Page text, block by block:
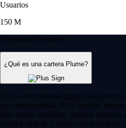
Usuarios
150 M
Preguntas frecuentes
¿Qué es una cartera Plume?
Es una herramienta digital para
en criptomonedas. Es tu interfaz
Para mayor sencillez, muchos
como la app de Crypto.com para tener